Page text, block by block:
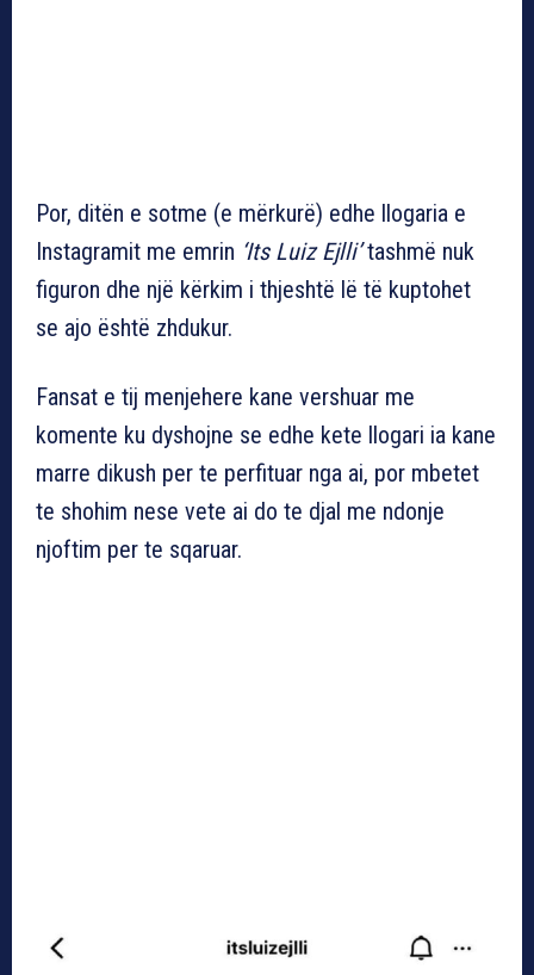
Por, ditën e sotme (e mërkurë) edhe llogaria e
Instagramit me emrin ‘Its Luiz Ejlli’tashmë nuk
figuron dhe një kërkim i thjeshtë lë të kuptohet
se ajo është zhdukur.
Fansat e tij menjehere kane vershuar me
komente ku dyshojne se edhe kete llogari ia kane
marre dikush per te perfituar nga ai, por mbetet
te shohim nese vete ai do te djal me ndonje
njoftim per te sqaruar.